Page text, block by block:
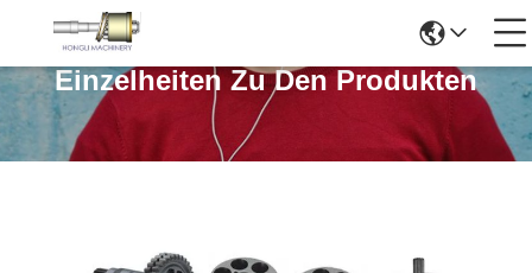
Einzelheiten Zu Den Produkten